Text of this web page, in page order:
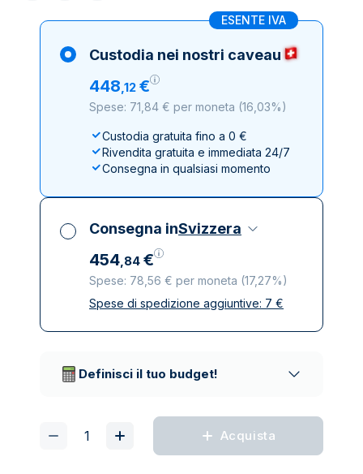
ESENTE IVA
Custodia nei nostri caveau
448,12 €
Spese: 71,84 € per moneta (16,03%)
Custodia gratuita fino a 0 €
Rivendita gratuita e immediata 24/7
Consegna in qualsiasi momento
Consegna inSvizzera
454,84 €
Spese: 78,56 € per moneta (17,27%)
Tutte le tasse incluse
Spese di spedizione aggiuntive: 7 €
Definisci il tuo budget!
Acquista